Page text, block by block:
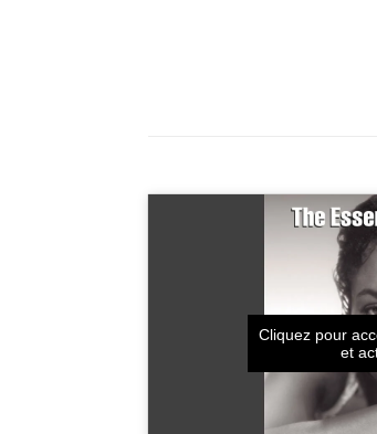
Cliquez pour
et